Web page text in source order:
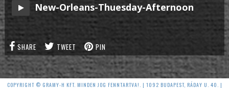
New-Orleans-Thuesday-Afternoon
SHARE TWEET PIN
COPYRIGHT © GRAMY-H KFT. MINDEN JOG FENNTARTVA!. | 1092 BUDAPEST, RÁDAY U. 40. |